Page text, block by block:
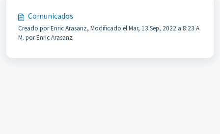
Comunicados
Creado por Enric Arasanz, Modificado el Mar, 13 Sep, 2022 a 8:23 A.
M. por Enric Arasanz